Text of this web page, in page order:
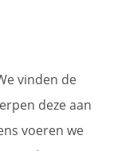
vinden de
deze aan
voeren we